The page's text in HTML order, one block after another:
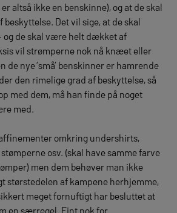
altså ikke en benskinne), og at de skal
Det vil sige, at de skal
og de skal være helt dækket af
vil strømperne nok nå knæet eller
de nye ’små’ benskinner er hamrende
den rimelige grad af beskyttelse, så
med dem, må han finde på noget
med.
omkring undershirts,
osv. (skal have samme farve
men dem behøver man ikke
størstedelen af kampene herhjemme,
meget fornuftigt har besluttet at
en særregel. Fint nok for